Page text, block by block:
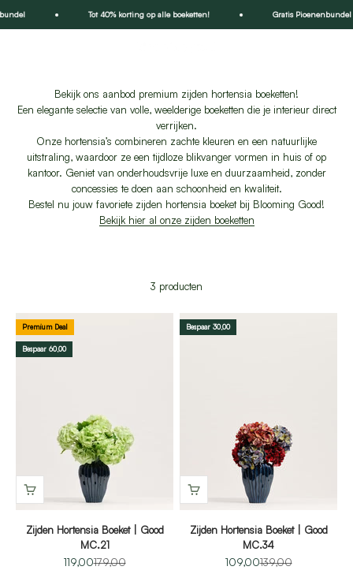
Tot 40% korting op alle boeketten! Gratis Pioenenbundel
Bekijk ons aanbod premium zijden hortensia boeketten!
Een elegante selectie van volle, weelderige boeketten die je interieur direct
verrijken.
Onze hortensia’s combineren zachte kleuren en een natuurlijke
uitstraling, waardoor ze een tijdloze blikvanger vormen in huis of op
kantoor. Geniet van onderhoudsvrije luxe en duurzaamheid, zonder
concessies te doen aan schoonheid en kwaliteit.
Bestel nu jouw favoriete zijden hortensia boeket bij Blooming Good!
Bekijk hier al onze zijden boeketten
3 producten
Premium Deal
Bespaar 60,00
Zijden Hortensia Boeket | Good
MC.21
Aanbiedingsprijs
119,00Normale prijs
179,00
Bespaar 30,00
Zijden Hortensia Boeket | Good
MC.34
Aanbiedingsprijs
109,00Normale prijs
139,00